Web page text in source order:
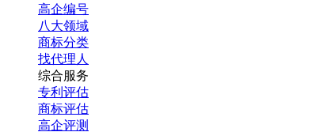
高企编号
八大领域
商标分类
找代理人
综合服务
专利评估
商标评估
高企评测